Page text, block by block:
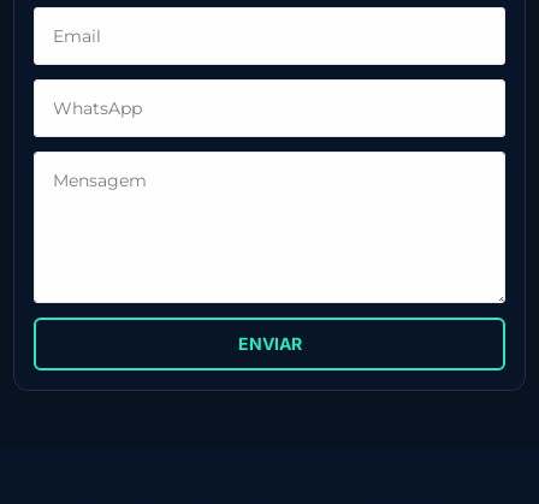
ENVIAR